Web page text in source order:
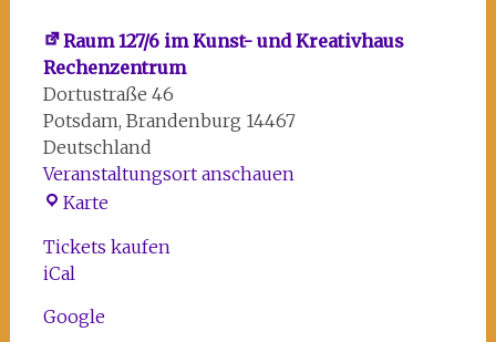
Raum 127/6 im Kunst- und Kreativhaus
Rechenzentrum
Dortustraße 46
Potsdam, Brandenburg 14467
Deutschland
Veranstaltungsort anschauen
KarteRaum
im
Tickets kaufen
iCal
Google